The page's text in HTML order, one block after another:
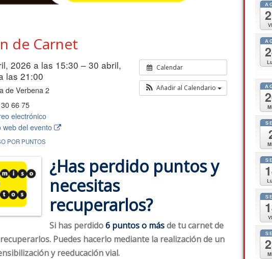
de Carnet
Calendar
Añadir al Calendario
2026 a las 15:30 – 30 abril,
las 21:00
de Verbena 2
66 75
electrónico
web del evento
POR PUNTOS
¿Has perdido puntos y
necesitas
recuperarlos?
Si has perdido6 puntos o másde tu carnet de
Puedes hacerlo mediante la realización de un
y reeducación vial.